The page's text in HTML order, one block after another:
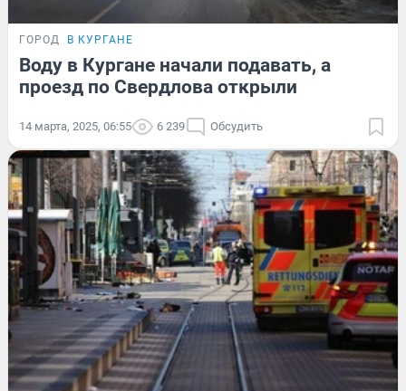
ГОРОД В КУРГАНЕ
Воду в Кургане начали подавать, а
проезд по Свердлова открыли
14 марта, 2025, 06:55 6 239 Обсудить